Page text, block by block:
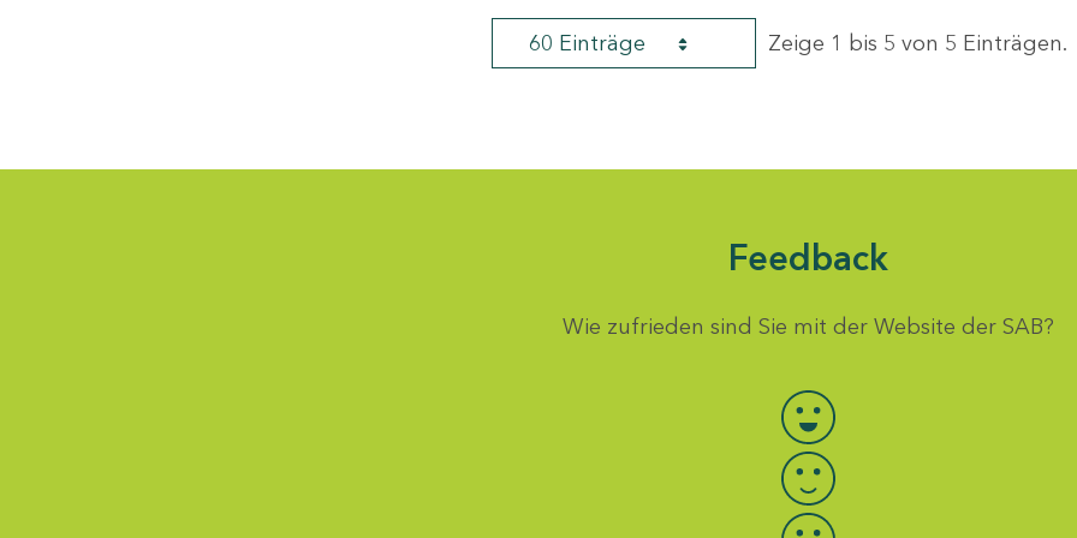
60 Einträge Zeige 1 bis 5 von 5 Einträgen.
Feedback
Wie zufrieden sind Sie mit der Website der SAB?
Bewertung auswählen